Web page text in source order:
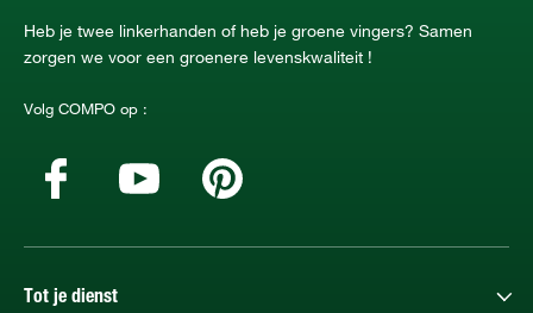
Heb je twee linkerhanden of heb je groene vingers? Samen
zorgen we voor een groenere levenskwaliteit !
Volg COMPO op :
Tot je dienst